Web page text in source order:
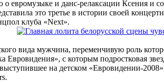
евромузыке и данс-релаксации Ксения и
это третье в истории своей
клуба «Next».
вида мужчина, переменчивую роль
с которым подростковая
выступившее на детском «Евровидении-